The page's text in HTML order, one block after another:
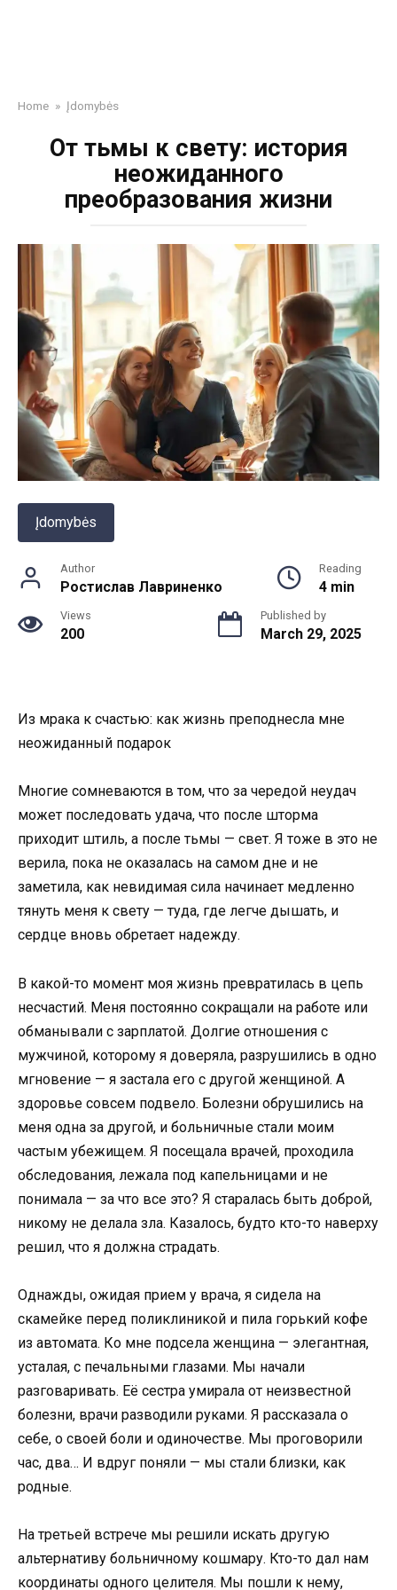
Home » Įdomybės
От тьмы к свету: история
неожиданного
преобразования жизни
Įdomybės
Author
Ростислав Лавриненко
Reading
4 min
Views
200
Published by
March 29, 2025
Из мрака к счастью: как жизнь преподнесла мне
неожиданный подарок
Многие сомневаются в том, что за чередой неудач
может последовать удача, что после шторма
приходит штиль, а после тьмы — свет. Я тоже в это не
верила, пока не оказалась на самом дне и не
заметила, как невидимая сила начинает медленно
тянуть меня к свету — туда, где легче дышать, и
сердце вновь обретает надежду.
В какой-то момент моя жизнь превратилась в цепь
несчастий. Меня постоянно сокращали на работе или
обманывали с зарплатой. Долгие отношения с
мужчиной, которому я доверяла, разрушились в одно
мгновение — я застала его с другой женщиной. А
здоровье совсем подвело. Болезни обрушились на
меня одна за другой, и больничные стали моим
частым убежищем. Я посещала врачей, проходила
обследования, лежала под капельницами и не
понимала — за что все это? Я старалась быть доброй,
никому не делала зла. Казалось, будто кто-то наверху
решил, что я должна страдать.
Однажды, ожидая прием у врача, я сидела на
скамейке перед поликлиникой и пила горький кофе
из автомата. Ко мне подсела женщина — элегантная,
усталая, с печальными глазами. Мы начали
разговаривать. Её сестра умирала от неизвестной
болезни, врачи разводили руками. Я рассказала о
себе, о своей боли и одиночестве. Мы проговорили
час, два… И вдруг поняли — мы стали близки, как
родные.
На третьей встрече мы решили искать другую
альтернативу больничному кошмару. Кто-то дал нам
координаты одного целителя. Мы пошли к нему,